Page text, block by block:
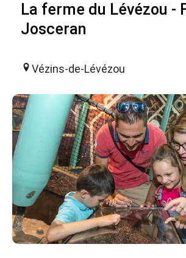
La ferme du Lévézou -
Josceran
Vézins-de-Lévézou